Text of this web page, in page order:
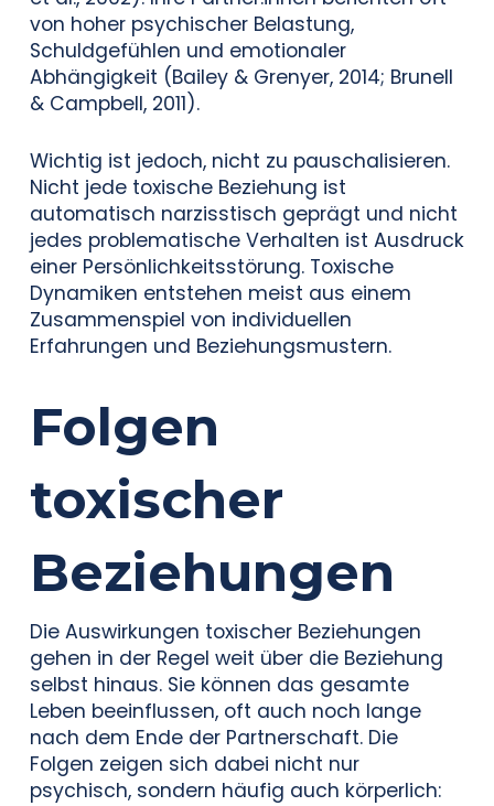
von hoher psychischer Belastung,
Schuldgefühlen und emotionaler
Abhängigkeit (Bailey & Grenyer, 2014; Brunell
& Campbell, 2011).
Wichtig ist jedoch, nicht zu pauschalisieren.
Nicht jede toxische Beziehung ist
automatisch narzisstisch geprägt und nicht
jedes problematische Verhalten ist Ausdruck
einer Persönlichkeitsstörung. Toxische
Dynamiken entstehen meist aus einem
Zusammenspiel von individuellen
Erfahrungen und Beziehungsmustern.
Folgen
toxischer
Beziehungen
Die Auswirkungen toxischer Beziehungen
gehen in der Regel weit über die Beziehung
selbst hinaus. Sie können das gesamte
Leben beeinflussen, oft auch noch lange
nach dem Ende der Partnerschaft. Die
Folgen zeigen sich dabei nicht nur
psychisch, sondern häufig auch körperlich: